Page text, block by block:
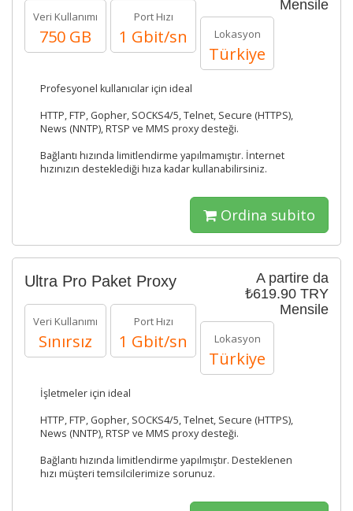
Mensile
Veri Kullanımı
750 GB
Port Hızı
1 Gbit/sn Lokasyon
Türkiye
Profesyonel kullanıcılar için ideal
HTTP, FTP, Gopher, SOCKS4/5, Telnet, Secure (HTTPS),
News (NNTP), RTSP ve MMS proxy desteği.
Bağlantı hızında limitlendirme yapılmamıştır. İnternet
hızınızın desteklediği hıza kadar kullanabilirsiniz.
Ordina subito
A partire da
₺619.90 TRY
Mensile
Ultra Pro Paket Proxy
Veri Kullanımı
Sınırsız
Port Hızı
1 Gbit/sn Lokasyon
Türkiye
İşletmeler için ideal
HTTP, FTP, Gopher, SOCKS4/5, Telnet, Secure (HTTPS),
News (NNTP), RTSP ve MMS proxy desteği.
Bağlantı hızında limitlendirme yapılmıştır. Desteklenen
hızı müşteri temsilcilerimize sorunuz.